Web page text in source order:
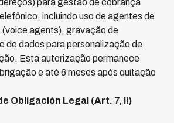
para gestão de cobrança
incluindo uso de agentes de
agents), gravação de
de dados para personalização de
Esta autorização permanece
e até 6 meses após quitação
Obligación Legal (Art. 7, II)